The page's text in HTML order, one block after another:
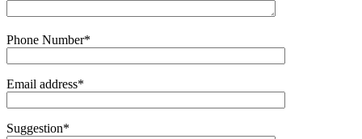
Phone Number*
Email address*
Suggestion*